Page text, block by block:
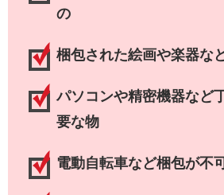
の
梱包された絵画や楽器な
パソコンや精密機器など
要な物
電動自転車など梱包が不